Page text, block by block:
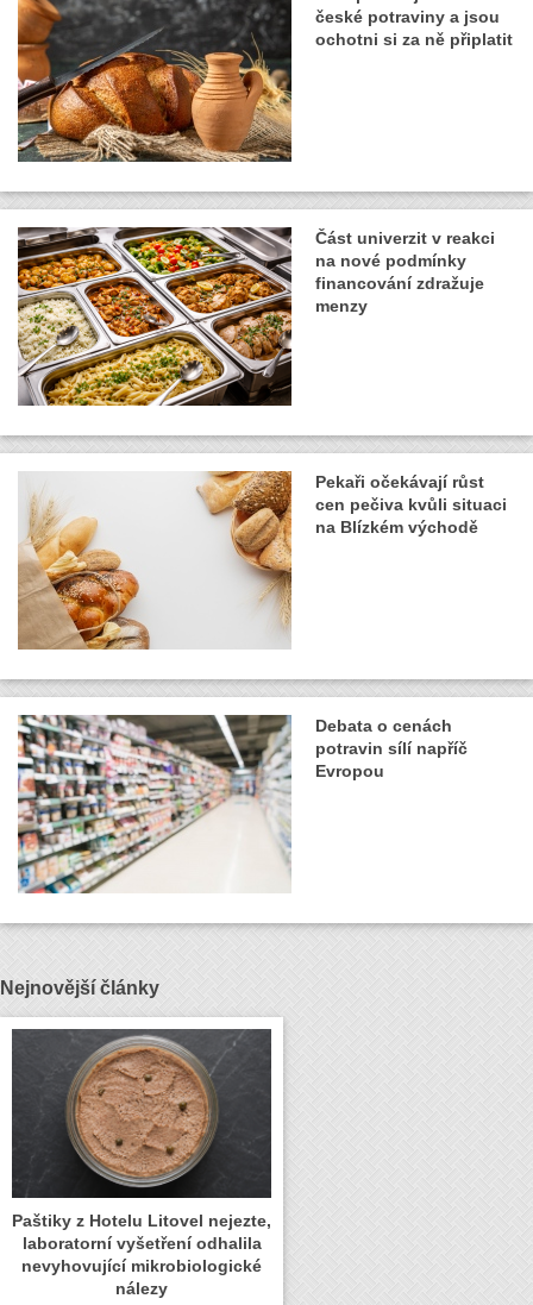
české potraviny a jsou
ochotni si za ně připlatit
Část univerzit v reakci
na nové podmínky
financování zdražuje
menzy
Pekaři očekávají růst
cen pečiva kvůli situaci
na Blízkém východě
Debata o cenách
potravin sílí napříč
Evropou
Nejnovější články
Paštiky z Hotelu Litovel nejezte,
laboratorní vyšetření odhalila
nevyhovující mikrobiologické
nálezy